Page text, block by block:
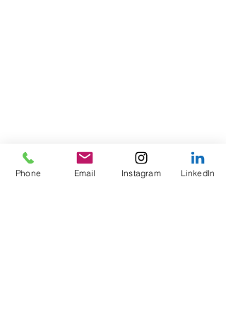
Phone Email Instagram LinkedIn